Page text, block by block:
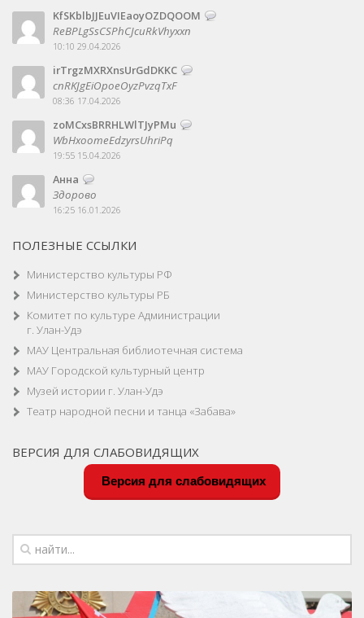
KfSKblbJJEuVIEaoyOZDQOOM
ReBPLgSsCSPhCJcuRkVhyxxn
10:10 29.04.2026
irTrgzMXRXnsUrGdDKKC
cnRKJgEiOpoeOyzPvzqTxF
08:36 17.04.2026
zoMCxsBRRHLWlTJyPMu
WbHxoomeEdzyrsUhriPq
19:55 15.04.2026
Анна
Здорово
16:25 16.01.2026
ПОЛЕЗНЫЕ ССЫЛКИ
Министерство культуры РФ
Министерство культуры РБ
Комитет по культуре Администрации
г. Улан-Удэ
МАУ Центральная библиотечная система
МАУ Городской культурный центр
Музей истории г. Улан-Удэ
Театр народной песни и танца «Забава»
ВЕРСИЯ ДЛЯ СЛАБОВИДЯЩИХ
Версия для слабовидящих